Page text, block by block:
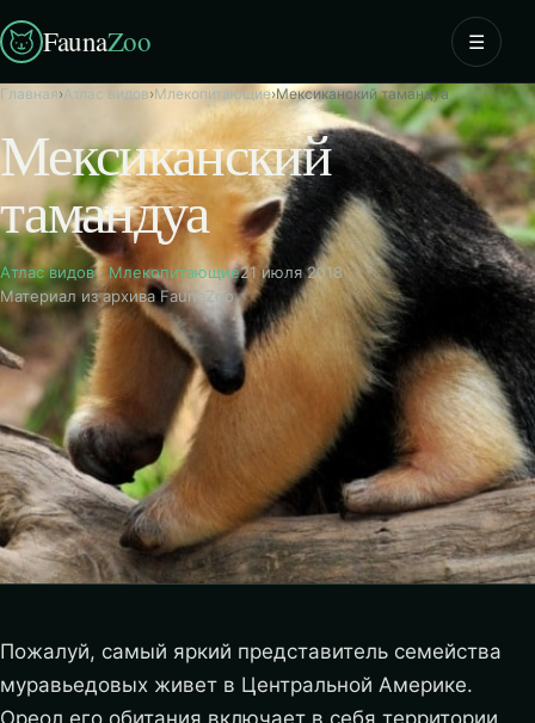
FaunaZoo ☰
Главная›Атлас видов›Млекопитающие›Мексиканский тамандуа
Мексиканский
тамандуа
Атлас видов· Млекопитающие21 июля 2018
Материал из архива FaunaZoo
Пожалуй, самый яркий представитель семейства
муравьедовых живет в Центральной Америке.
Ореол его обитания включает в себя территории